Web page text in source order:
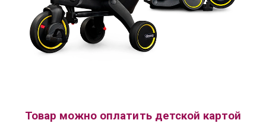
Товар можно оплатить детской картой